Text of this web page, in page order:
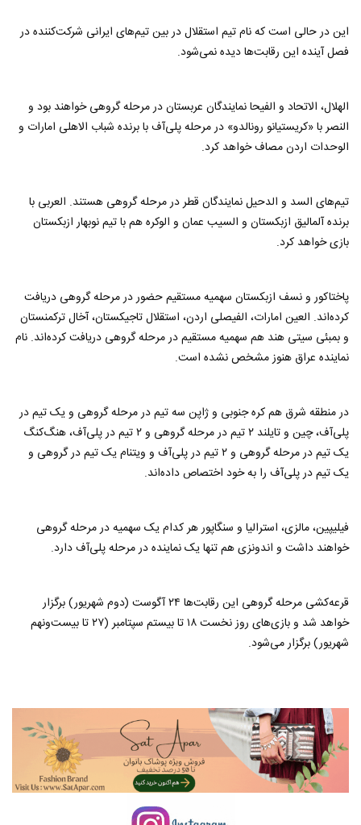
این در حالی است که نام تیم استقلال در بین تیم‌های ایرانی شرکت‌کننده در
فصل آینده این رقابت‌ها دیده نمی‌شود.
الهلال، الاتحاد و الفیحا نمایندگان عربستان در مرحله گروهی خواهند بود و
النصر با «کریستیانو رونالدو» در مرحله پلی‌‌‌‌‌‌‌آف با برنده شباب الاهلی امارات و
الوحدات اردن مصاف خواهد کرد.
تیم‌های السد و الدحیل نمایندگان قطر در مرحله گروهی هستند. العربی با
برنده آلمالیق ازبکستان و السیب عمان و الوکره هم با تیم نوبهار ازبکستان
بازی خواهد کرد.
پاختاکور و نسف ازبکستان سهمیه مستقیم حضور در مرحله گروهی دریافت
کرده‌اند. العین امارات، الفیصلی اردن، استقلال تاجیکستان، آخال ترکمنستان
و بمبئی سیتی هند هم سهمیه مستقیم در مرحله گروهی دریافت کرده‌اند. نام
نماینده عراق هنوز مشخص نشده است.
در منطقه شرق هم کره جنوبی و ژاپن سه تیم در مرحله گروهی و یک تیم در
پلی‌آف، چین و تایلند ۲ تیم در مرحله گروهی و ۲ تیم در پلی‌آف، هنگ‌کنگ
یک تیم در مرحله گروهی و ۲ تیم در پلی‌آف و ویتنام یک تیم در گروهی و
یک تیم در پلی‌آف را به خود اختصاص داده‌اند.
فیلیپین، مالزی، استرالیا و سنگاپور هر کدام یک سهمیه در مرحله گروهی
خواهند داشت و اندونزی هم تنها یک نماینده در مرحله پلی‌آف دارد.
قرعه‌کشی مرحله گروهی این رقابت‌ها ۲۴ آگوست (دوم شهریور) برگزار
خواهد شد و بازی‌های روز نخست ۱۸ تا بیستم سپتامبر (۲۷ تا بیست‌ونهم
شهریور) برگزار می‌شود.